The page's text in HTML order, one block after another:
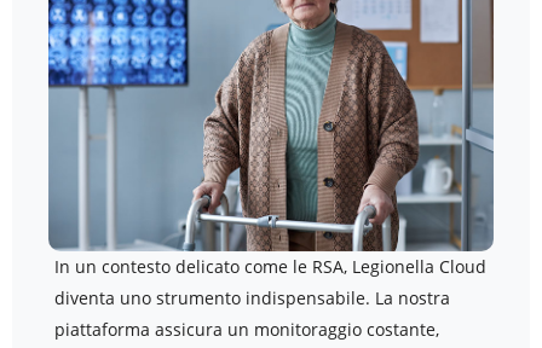
In un contesto delicato come le RSA, Legionella Cloud
diventa uno strumento indispensabile. La nostra
piattaforma assicura un monitoraggio costante,